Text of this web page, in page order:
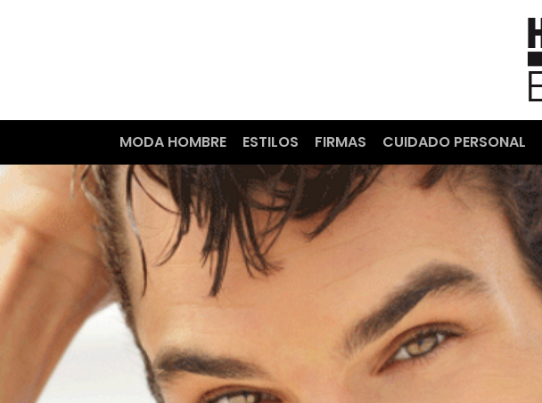
MODA HOMBRE ESTILOS FIRMAS CUIDADO PERSONAL